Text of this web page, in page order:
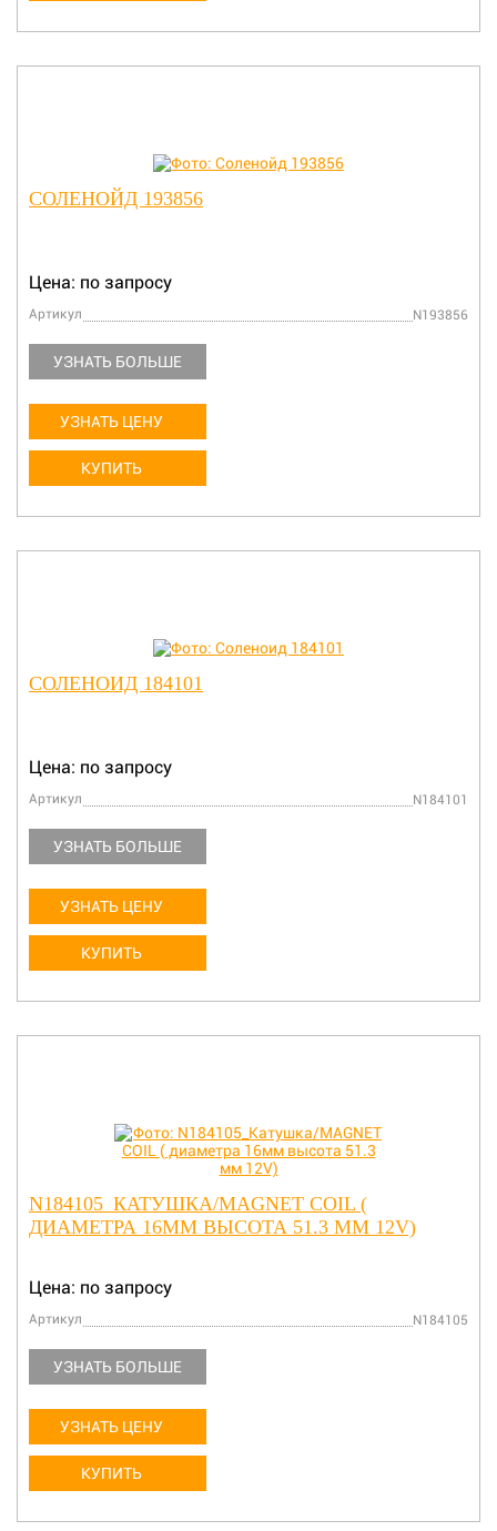
СОЛЕНОЙД 193856
Цена: по запросу
Артикул N193856
УЗНАТЬ БОЛЬШЕ
УЗНАТЬ ЦЕНУ
КУПИТЬ
СОЛЕНОИД 184101
Цена: по запросу
Артикул N184101
УЗНАТЬ БОЛЬШЕ
УЗНАТЬ ЦЕНУ
КУПИТЬ
N184105_КАТУШКА/MAGNET COIL (
ДИАМЕТРА 16ММ ВЫСОТА 51.3 ММ 12V)
Цена: по запросу
Артикул N184105
УЗНАТЬ БОЛЬШЕ
УЗНАТЬ ЦЕНУ
КУПИТЬ